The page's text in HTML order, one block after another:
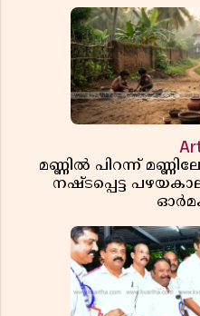
മണ്ണിൽ പിറന്ന്
നഷ്ടപ്പെട്ട